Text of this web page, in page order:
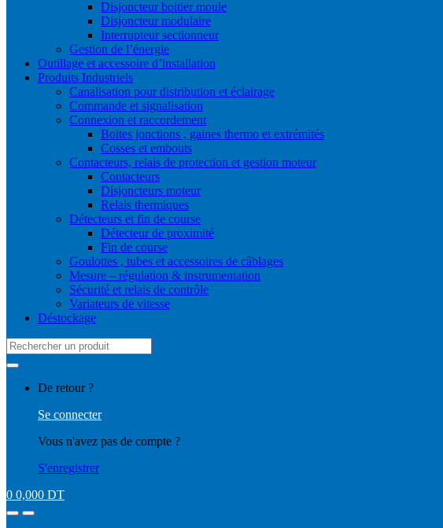
Disjoncteur boitier moule
Disjoncteur modulaire
Interrupteur sectionneur
Gestion de l’énergie
Outillage et accessoire d’installation
Produits Industriels
Canalisation pour distribution et éclairage
Commande et signalisation
Connexion et raccordement
Boites jonctions , gaines thermo et extrémités
Cosses et embouts
Contacteurs, relais de protection et gestion moteur
Contacteurs
Disjoncteurs moteur
Relais thermiques
Détecteurs et fin de course
Détecteur de proximité
Fin de course
Goulottes , tubes et accessoires de câblages
Mesure – régulation & instrumentation
Sécurité et relais de contrôle
Variateurs de vitesse
Déstockage
Search
for:
De retour ?
Se connecter
Vous n'avez pas de compte ?
S'enregistrer
0 0,000 DT